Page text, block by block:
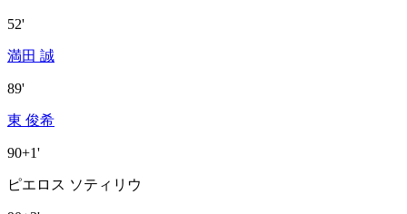
52'
満田 誠
89'
東 俊希
90+1'
ピエロス ソティリウ